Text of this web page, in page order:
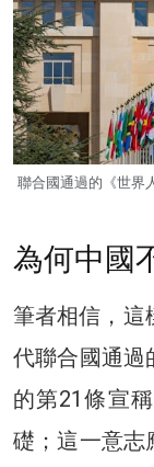
聯合國通過的《世界
為何中國
筆者相信，這
代聯合國通過
的第21條宣
礎；這一意志